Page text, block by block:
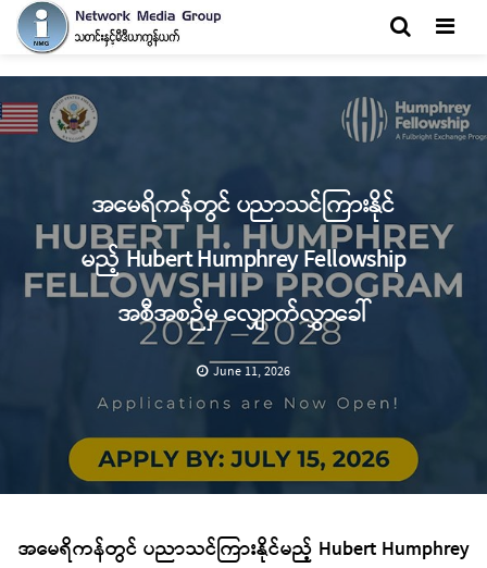
အမေရိကန်တွင် ပညာသင်ကြားနိုင်
မည့် Hubert Humphrey Fellowship
အစီအစဉ်မှ လျှောက်လွှာခေါ်
June 11, 2026
အမေရိကန်တွင် ပညာသင်ကြားနိုင်မည့် Hubert Humphrey